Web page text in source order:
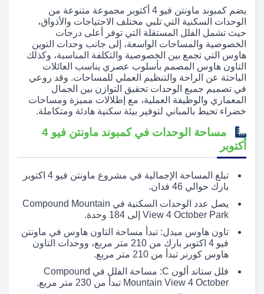
يضم كمبوند ماونتن فيو 4 أكتوبر مجموعة متنوعة من
الوحدات السكنية التي تلبي مختلف الاحتياجات والأذواق،
حيث تشمل الفلل المستقلة التي توفر أعلى درجات
الخصوصية والمساحات الواسعة، إلى جانب وحدات التوين
هاوس التي تجمع بين الخصوصية والتكلفة المناسبة، وكذلك
التاون هاوس المصمم بأسلوب عصري يناسب العائلات
الباحثة عن الراحة والتنظيم العملي للمساحات. وقد روعي
في تصميم جميع الوحدات تحقيق التوازن بين الجمال
المعماري والوظيفة العملية، مع إطلالات مميزة ومساحات
خضراء تحيط بالمباني لتوفير بيئة سكنية هادئة ومتكاملة.
مساحة الوحدات في كمبوند ماونتن فيو 4
أكتوبر
تبلغ المساحة الإجمالية في مشروع ماونتن فيو 4 اكتوبر
بارك حوالي 46 فدان.
يصل عدد الوحدات السكنية في Compound Mountain
View 4 October Park إلى 184 وحدة.
تاون هاوس ميدل: تبدأ مساحة التاون هاوس في ماونتن
فيو 4 اكتوبر بارك من 210 متر مربع، ووحدات التاون
هاوس كورنر تبدأ من 210 متر مربع.
فلل ستاند ألون C: مساحة الفلل في Compound
Mountain View 4 October تبدأ من 230 متر مربع.